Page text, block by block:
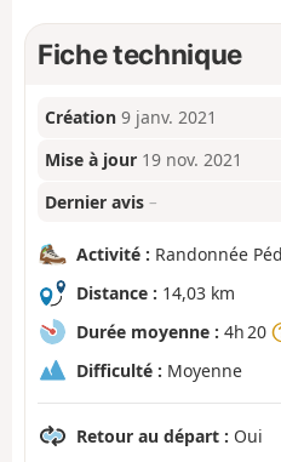
Fiche technique
Création 9 janv. 2021
Mise à jour 19 nov. 2021
Dernier avis –
Activité : Randonnée
Distance : 14,03 km
Durée moyenne : 4h 20
Difficulté : Moyenne
Retour au départ : Oui